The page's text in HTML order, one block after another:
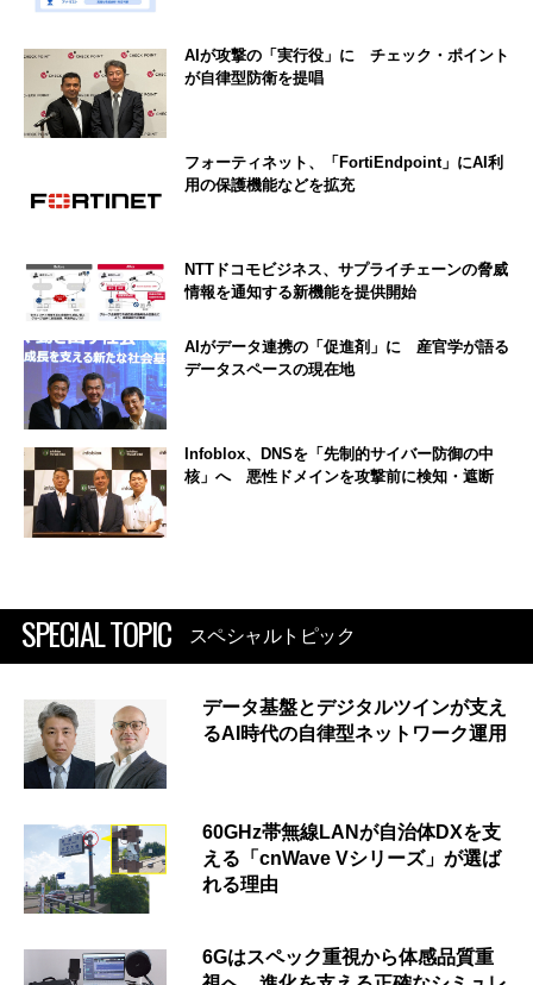
AIが攻撃の「実行役」に チェック・ポイント
が自律型防衛を提唱
フォーティネット、「FortiEndpoint」にAI利
用の保護機能などを拡充
NTTドコモビジネス、サプライチェーンの脅威
情報を通知する新機能を提供開始
AIがデータ連携の「促進剤」に 産官学が語る
データスペースの現在地
Infoblox、DNSを「先制的サイバー防御の中
核」へ 悪性ドメインを攻撃前に検知・遮断
SPECIAL TOPIC スペシャルトピック
データ基盤とデジタルツインが支え
るAI時代の自律型ネットワーク運用
60GHz帯無線LANが自治体DXを支
える「cnWave Vシリーズ」が選ば
れる理由
6Gはスペック重視から体感品質重